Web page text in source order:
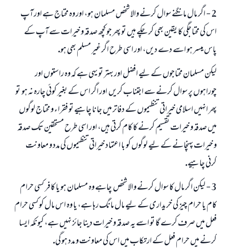
2 - اگر مال مانگنے سوال كرنے والا شخص مسلمان ہو، اور وہ محتاج ہے اور آپ
اس كى محتاجگى كا يقين بھى كر چكے ہيں تو پھر جو كچھ صدقہ و خيرات سے آپ كے
پاس ميسر ہو اسے دے ديں، اور اسى طرح اگر غير مسلم بھى ہو.
ليكن مسلمان محتاجوں كے ليے افضل اور بہتر تو يہى ہے كہ وہ راستوں اور
چوراہوں پر سوال كرنے سے اجتناب كريں ـ اور اگر اس كے بغير كوئى چارہ نہ ہو ـ تو
پھر انہيں اسلامى خيراتى تنظيموں كے دفاتر ميں جانا چاہيے تو فقراء و محتاج لوگوں
ميں صدقہ و خيرات تقسيم كرنے كا كام كرتى ہيں، اور اسى طرح مستحقين تك صدقہ
و خيرات پہنچانے كے ليے لوگوں كو با اعتماد خيراتى تنظيموں كى مدد و معاونت
كرنى چاہيے.
3 - ليكن اگر مال كا سوال كرنے والا شخص ـ چاہے وہ مسلمان ہو يا كافر ـ كسى حرام
كام يا حرام چيز كى خريدارى كے ليے مال مانگ رہا ہے، يا وہ اس مال كو كسى حرام
فعل ميں صرف كرے گا تو اسے يہ صدقہ و خيرات دينا جائز نہيں ہے، كيونكہ ايسا
كرنے ميں حرام فعل كے ارتكاب ميں اس كى معاونت و مدد ہو گى.